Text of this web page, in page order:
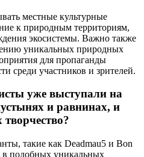
местные культурные
к природным территориям,
экосистемы. Важно также
уникальных природных
для пропаганды
среди участников и зрителей.
уже выступали на
и равнинах, и
такие как Deadmau5 и Bon
в подобных уникальных